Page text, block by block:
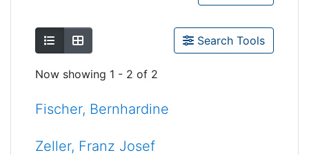
Show as list
Show as grid Search Tools
Now showing 1 - 2 of 2
Fischer, Bernhardine
Zeller, Franz Josef